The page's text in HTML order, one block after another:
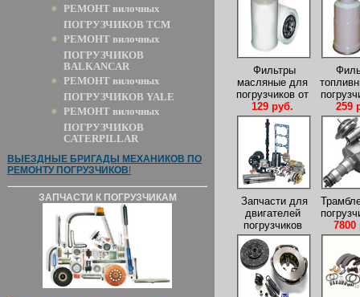
РЕМОНТ вилочных
ПОГРУЗЧИКОВ TCM
РЕМОНТ вилочных
ПОГРУЗЧИКОВ
BALKANCAR
РЕМОНТ вилочных
ПОГРУЗЧИКОВ YALE
РЕМОНТ вилочных
ПОГРУЗЧИКОВ
CATERPILLAR
ВЫЕЗДНЫЕ БРИГАДЫ МЕХАНИКОВ ПО
РЕМОНТУ ПОГРУЗЧИКОВ!
ЗАПЧАСТИ К ПОГРУЗЧИКАМ
Фильтры
масляные для
погрузчиков от
129 руб.
259
Запчасти для
двигателей
погрузчиков
7800